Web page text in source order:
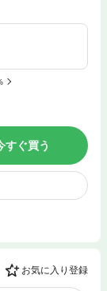
すぐ買う
お気に入り登録